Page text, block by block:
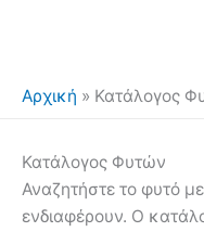
Αρχική » Κατάλογος
Κατάλογος Φυτών
Αναζητήστε το φυτό
ενδιαφέρουν. Ο